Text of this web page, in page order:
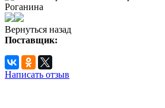
Вернуться назад
Поставщик:
Написать отзыв